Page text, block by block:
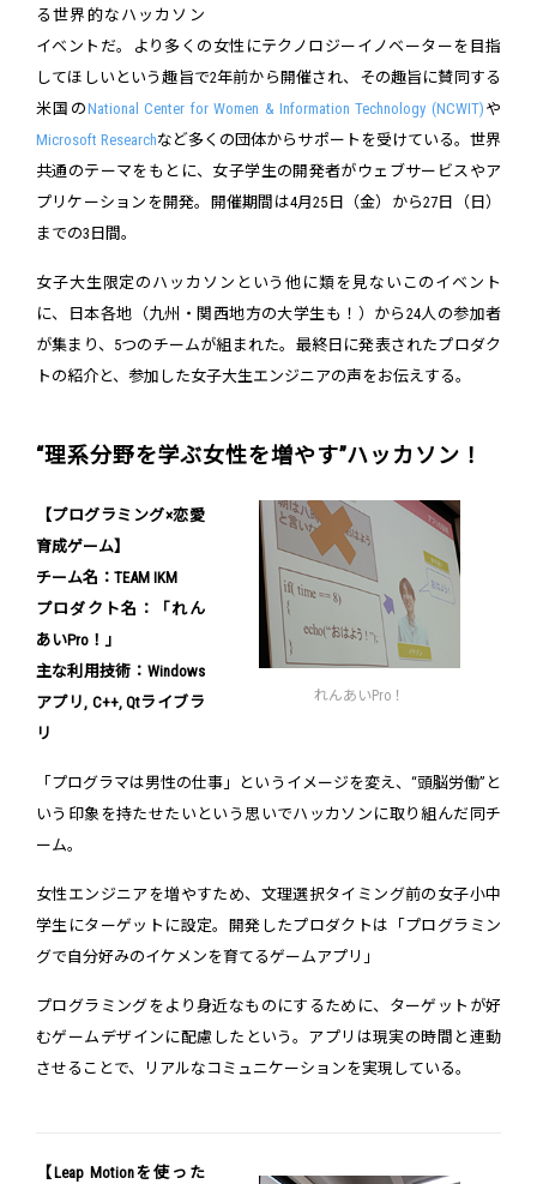
る世界的なハッカソン
イベントだ。より多くの女性にテクノロジーイノベーターを目指
してほしいという趣旨で2年前から開催され、その趣旨に賛同する
米国のNational Center for Women & Information Technology (NCWIT) や
Microsoft Researchなど多くの団体からサポートを受けている。世界
共通のテーマをもとに、女子学生の開発者がウェブサービスやア
プリケーションを開発。開催期間は4月25日（金）から27日（日）
までの3日間。
女子大生限定のハッカソンという他に類を見ないこのイベント
に、日本各地（九州・関西地方の大学生も！）から24人の参加者
が集まり、5つのチームが組まれた。最終日に発表されたプロダク
トの紹介と、参加した女子大生エンジニアの声をお伝えする。
“理系分野を学ぶ女性を増やす”ハッカソン！
れんあいPro！
【プログラミング×恋愛
育成ゲーム】
チーム名：TEAM IKM
プロダクト名：「れん
あいPro！」
主な利用技術：Windows
アプリ, C++, Qtライブラ
リ
「プログラマは男性の仕事」というイメージを変え、“頭脳労働”と
いう印象を持たせたいという思いでハッカソンに取り組んだ同チ
ーム。
女性エンジニアを増やすため、文理選択タイミング前の女子小中
学生にターゲットに設定。開発したプロダクトは「プログラミン
グで自分好みのイケメンを育てるゲームアプリ」
プログラミングをより身近なものにするために、ターゲットが好
むゲームデザインに配慮したという。アプリは現実の時間と連動
させることで、リアルなコミュニケーションを実現している。
【Leap Motionを使った